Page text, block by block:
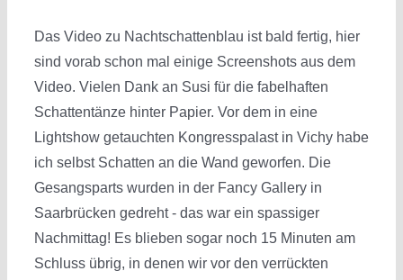
Das Video zu Nachtschattenblau ist bald fertig, hier
sind vorab schon mal einige Screenshots aus dem
Video. Vielen Dank an Susi für die fabelhaften
Schattentänze hinter Papier. Vor dem in eine
Lightshow getauchten Kongresspalast in Vichy habe
ich selbst Schatten an die Wand geworfen. Die
Gesangsparts wurden in der Fancy Gallery in
Saarbrücken gedreht - das war ein spassiger
Nachmittag! Es blieben sogar noch 15 Minuten am
Schluss übrig, in denen wir vor den verrückten